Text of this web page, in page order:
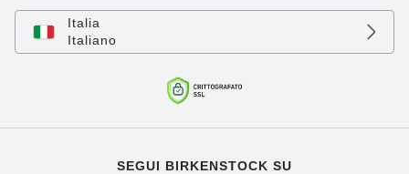
Italia
Italiano
SEGUI BIRKENSTOCK SU